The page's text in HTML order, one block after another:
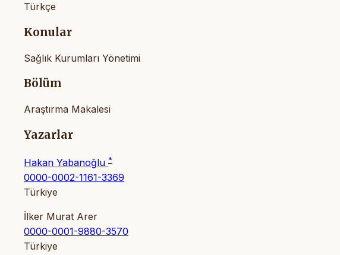
Türkçe
Konular
Sağlık Kurumları Yönetimi
Bölüm
Araştırma Makalesi
Yazarlar
Hakan Yabanoğlu *
0000-0002-1161-3369
Türkiye
İlker Murat Arer
0000-0001-9880-3570
Türkiye